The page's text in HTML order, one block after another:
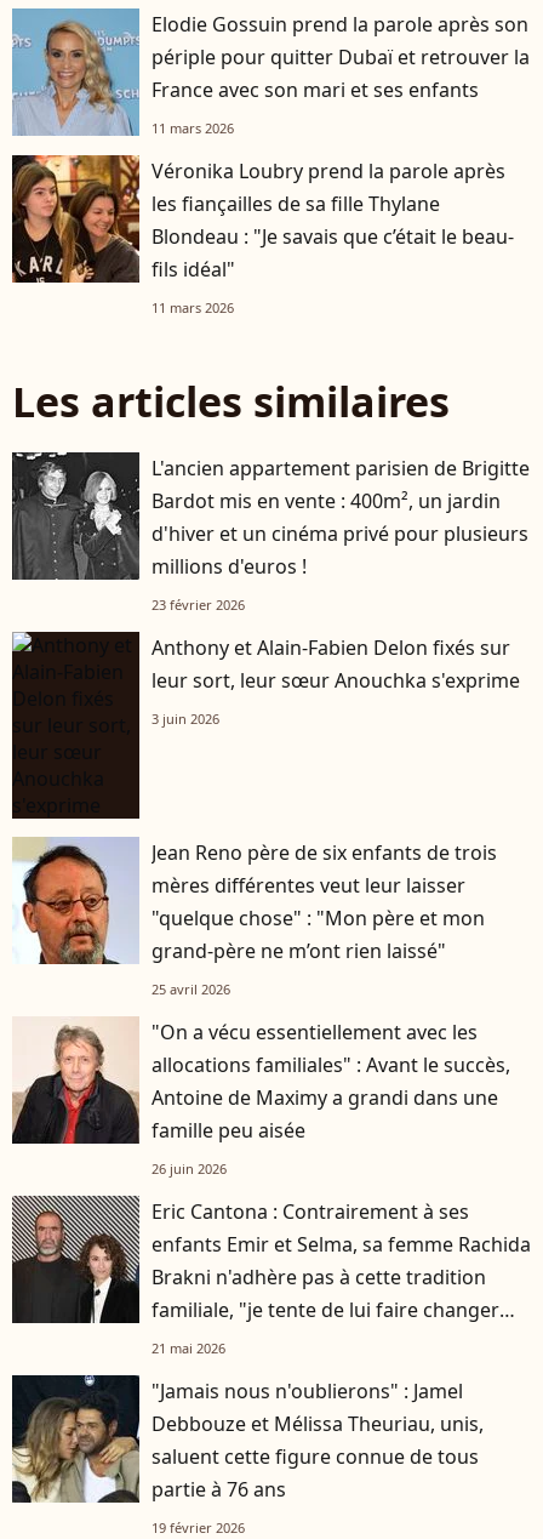
Elodie Gossuin prend la parole après son
périple pour quitter Dubaï et retrouver la
France avec son mari et ses enfants
11 mars 2026
Véronika Loubry prend la parole après
les fiançailles de sa fille Thylane
Blondeau : "Je savais que c’était le beau-
fils idéal"
11 mars 2026
Les articles similaires
L'ancien appartement parisien de Brigitte
Bardot mis en vente : 400m², un jardin
d'hiver et un cinéma privé pour plusieurs
millions d'euros !
23 février 2026
Anthony et Alain-Fabien Delon fixés sur
leur sort, leur sœur Anouchka s'exprime
3 juin 2026
Jean Reno père de six enfants de trois
mères différentes veut leur laisser
"quelque chose" : "Mon père et mon
grand-père ne m’ont rien laissé"
25 avril 2026
"On a vécu essentiellement avec les
allocations familiales" : Avant le succès,
Antoine de Maximy a grandi dans une
famille peu aisée
26 juin 2026
Eric Cantona : Contrairement à ses
enfants Emir et Selma, sa femme Rachida
Brakni n'adhère pas à cette tradition
familiale, "je tente de lui faire changer
d'avis"
21 mai 2026
"Jamais nous n'oublierons" : Jamel
Debbouze et Mélissa Theuriau, unis,
saluent cette figure connue de tous
partie à 76 ans
19 février 2026